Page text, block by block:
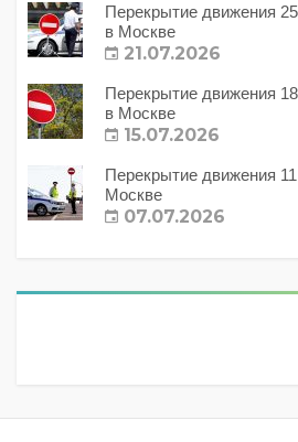
Перекрытие движения
в Москве
21.07.2026
Перекрытие движения
в Москве
15.07.2026
Перекрытие движения
Москве
07.07.2026